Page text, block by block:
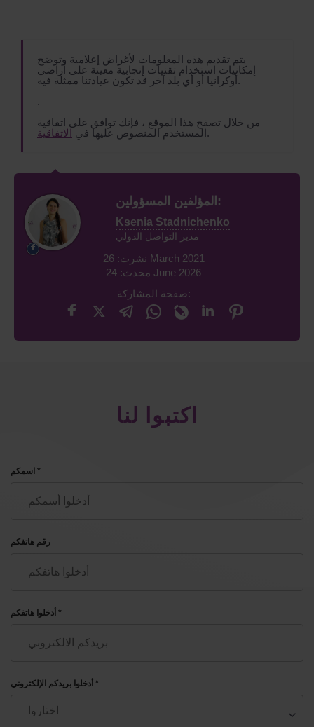
يتم تقديم هذه المعلومات لأغراض إعلامية وتوضح
إمكانيات استخدام تقنيات إنجابية معينة على أراضي
أوكرانيا أو أي بلد آخر قد تكون عيادتنا ممثلة فيه.
.
من خلال تصفح هذا الموقع ، فإنك توافق على اتفاقية
المستخدم المنصوص عليها في
الاتفاقية .
المؤلفين المسؤولين:
Ksenia Stadnichenko
مدير التواصل الدولي
نشرت: 26 March 2021
محدث: 24 June 2026
صفحة المشاركة:
اكتبوا لنا
اسمكم *
رقم هاتفكم
أدخلوا هاتفكم *
أدخلوا بريدكم الإلكتروني *